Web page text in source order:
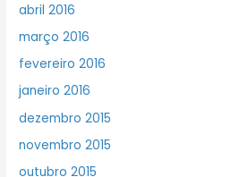
abril 2016
março 2016
fevereiro 2016
janeiro 2016
dezembro 2015
novembro 2015
outubro 2015